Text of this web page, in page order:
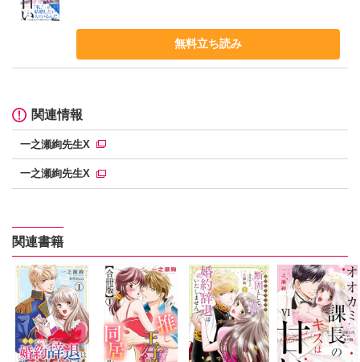
無料立ち読み
関連情報
一之瀬絢先生X
一之瀬絢先生X
関連書籍